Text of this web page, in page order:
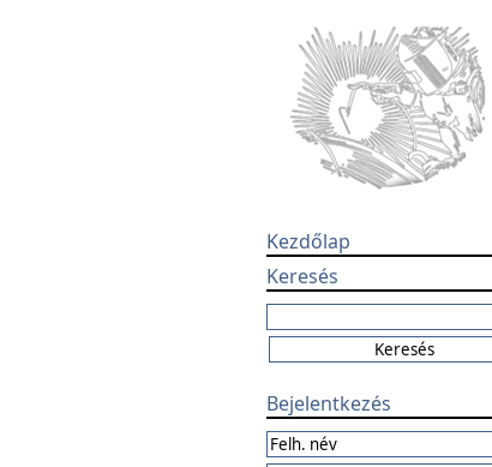
Kezdőlap
Keresés
Bejelentkezés